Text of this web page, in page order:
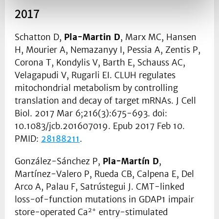
2017
Schatton D, Pla-Martin D, Marx MC, Hansen
H, Mourier A, Nemazanyy I, Pessia A, Zentis P,
Corona T, Kondylis V, Barth E, Schauss AC,
Velagapudi V, Rugarli EI. CLUH regulates
mitochondrial metabolism by controlling
translation and decay of target mRNAs. J Cell
Biol. 2017 Mar 6;216(3):675-693. doi:
10.1083/jcb.201607019. Epub 2017 Feb 10.
PMID: 28188211.
González-Sánchez P, Pla-Martín D,
Martínez-Valero P, Rueda CB, Calpena E, Del
Arco A, Palau F, Satrústegui J. CMT-linked
loss-of-function mutations in GDAP1 impair
store-operated Ca2+ entry-stimulated